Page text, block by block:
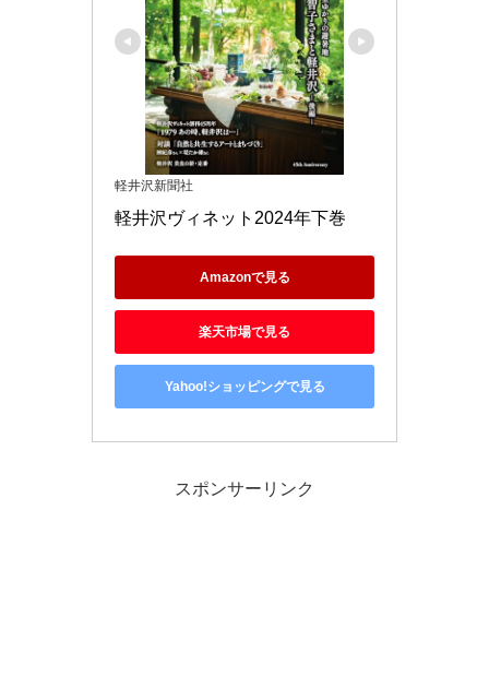
軽井沢新聞社
軽井沢ヴィネット2024年下巻
Amazonで見る
楽天市場で見る
Yahoo!ショッピングで見る
スポンサーリンク